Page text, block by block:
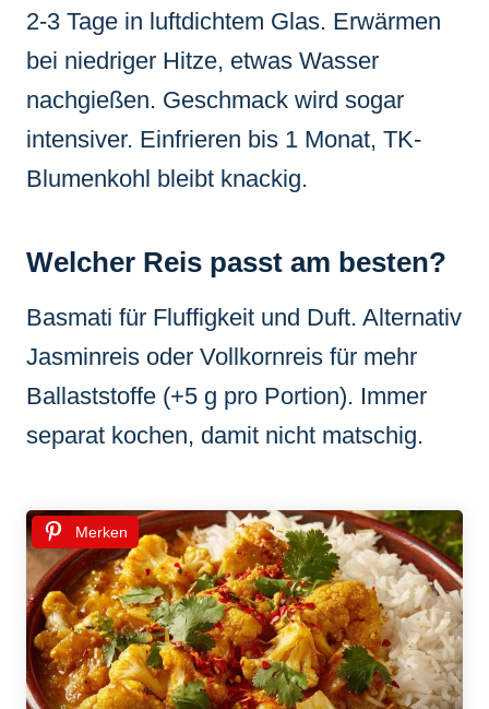
2-3 Tage in luftdichtem Glas. Erwärmen
bei niedriger Hitze, etwas Wasser
nachgießen. Geschmack wird sogar
intensiver. Einfrieren bis 1 Monat, TK-
Blumenkohl bleibt knackig.
Welcher Reis passt am besten?
Basmati für Fluffigkeit und Duft. Alternativ
Jasminreis oder Vollkornreis für mehr
Ballaststoffe (+5 g pro Portion). Immer
separat kochen, damit nicht matschig.
Merken